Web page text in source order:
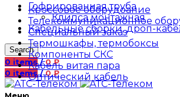
Гофрированная труба
Клипса монтажная
Кабельные сборки, дроп-
Search
0 items / 0₽
0 items / 0₽
Кроссовое оборудоание
Телекоммуникационное
Специальный заказ
Термошкафы, термобоксы
Компоненты СКС
Кабель витая пара
Оптический кабель